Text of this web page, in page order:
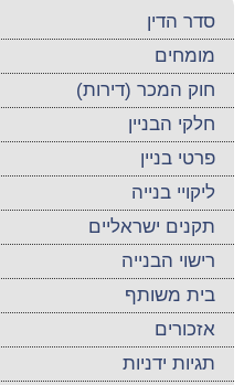
סדר הדין
מומחים
חוק המכר (דירות)
חלקי הבניין
פרטי בניין
ליקויי בנייה
תקנים ישראליים
רישוי הבנייה
בית משותף
אזכורים
תגיות ידניות